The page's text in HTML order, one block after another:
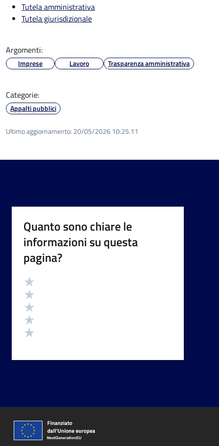
Tutela amministrativa
Tutela giurisdizionale
Argomenti:
Imprese Lavoro Trasparenza amministrativa
Categorie:
Appalti pubblici
Ultimo aggiornamento: 20/05/2026 10:25.11
Quanto sono chiare le
informazioni su questa
pagina?
Valutazione